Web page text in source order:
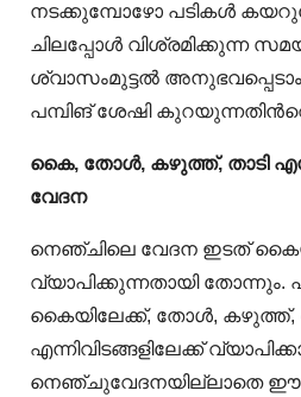
നടക്കുമ്പോഴോ പടികള്‍
ചിലപ്പോള്‍ വിശ്രമിക്കുന്ന
ശ്വാസംമുട്ടല്‍
പമ്പിങ് ശേഷി
കൈ, തോള്‍, കഴുത്ത്, താടി
വേദന
നെഞ്ചിലെ വേദന ഇടത്
വ്യാപിക്കുന്നതായി തോന്നും.
കൈയിലേക്ക്, തോള്‍, കഴുത്ത്,
എന്നിവിടങ്ങളിലേക്ക്
നെഞ്ചുവേദനയില്ലാതെ ഈ